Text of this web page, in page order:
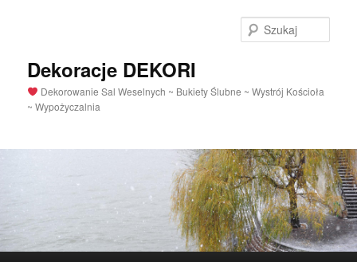
Dekoracje DEKORI
Dekorowanie Sal Weselnych ~ Bukiety Ślubne ~ Wystrój Kościoła
~ Wypożyczalnia